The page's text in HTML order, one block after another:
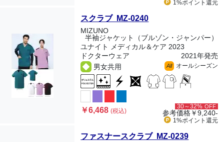
1%ポイント 還元
スクラブ MZ-0240
MIZUNO
半袖ジャケット（ブルゾン・ジャンパー）
ユナイト メディカル＆ケア 2023
ドクターウェア
2021年発売
男女共用
All オールシーズン
￥6,468(税込)
30～32% OFF
参考価格￥9,240-
1%ポイント 還元
ファスナースクラブ MZ-0239